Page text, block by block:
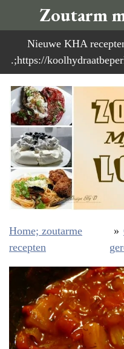
direct
naar
de
Zoutarm
Nieuwe KHA
.;https://
Home; zoutarme
recepten
»